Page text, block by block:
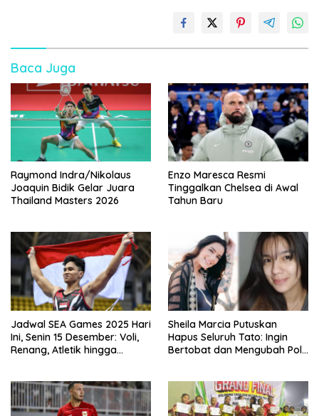
Baca Juga
Raymond Indra/Nikolaus
Joaquin Bidik Gelar Juara
Thailand Masters 2026
Enzo Maresca Resmi
Tinggalkan Chelsea di Awal
Tahun Baru
Jadwal SEA Games 2025 Hari
Ini, Senin 15 Desember: Voli,
Renang, Atletik hingga
Sheila Marcia Putuskan
Hapus Seluruh Tato: Ingin
Bertobat dan Mengubah Pola